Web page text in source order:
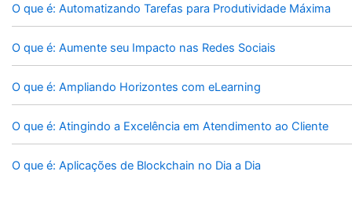
O que é: Automatizando Tarefas para Produtividade Máxima
O que é: Aumente seu Impacto nas Redes Sociais
O que é: Ampliando Horizontes com eLearning
O que é: Atingindo a Excelência em Atendimento ao Cliente
O que é: Aplicações de Blockchain no Dia a Dia